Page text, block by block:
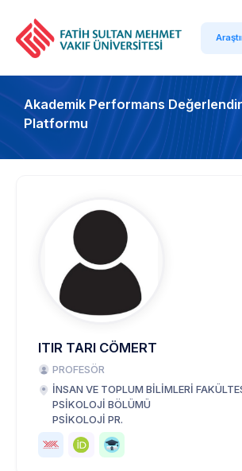
Akademik Performans
Platformu
ITIR TARI CÖMERT
PROFESÖR
İNSAN VE TOPLUM BİLİMLERİ
PSİKOLOJİ BÖLÜMÜ
PSİKOLOJİ PR.